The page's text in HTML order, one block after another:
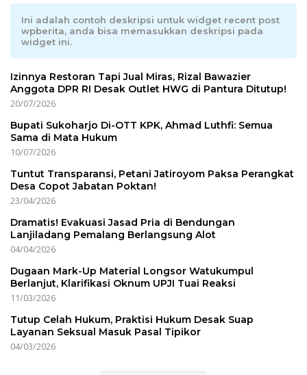
Ini adalah contoh deskripsi untuk widget recent post
wpberita, anda bisa memasukkan deskripsi pada
widget ini.
Izinnya Restoran Tapi Jual Miras, Rizal Bawazier
Anggota DPR RI Desak Outlet HWG di Pantura Ditutup!
20/07/2026
Bupati Sukoharjo Di-OTT KPK, Ahmad Luthfi: Semua
Sama di Mata Hukum
10/07/2026
Tuntut Transparansi, Petani Jatiroyom Paksa Perangkat
Desa Copot Jabatan Poktan!
23/04/2026
Dramatis! Evakuasi Jasad Pria di Bendungan
Lanjiladang Pemalang Berlangsung Alot
04/04/2026
Dugaan Mark-Up Material Longsor Watukumpul
Berlanjut, Klarifikasi Oknum UPJI Tuai Reaksi
11/03/2026
Tutup Celah Hukum, Praktisi Hukum Desak Suap
Layanan Seksual Masuk Pasal Tipikor
04/03/2026